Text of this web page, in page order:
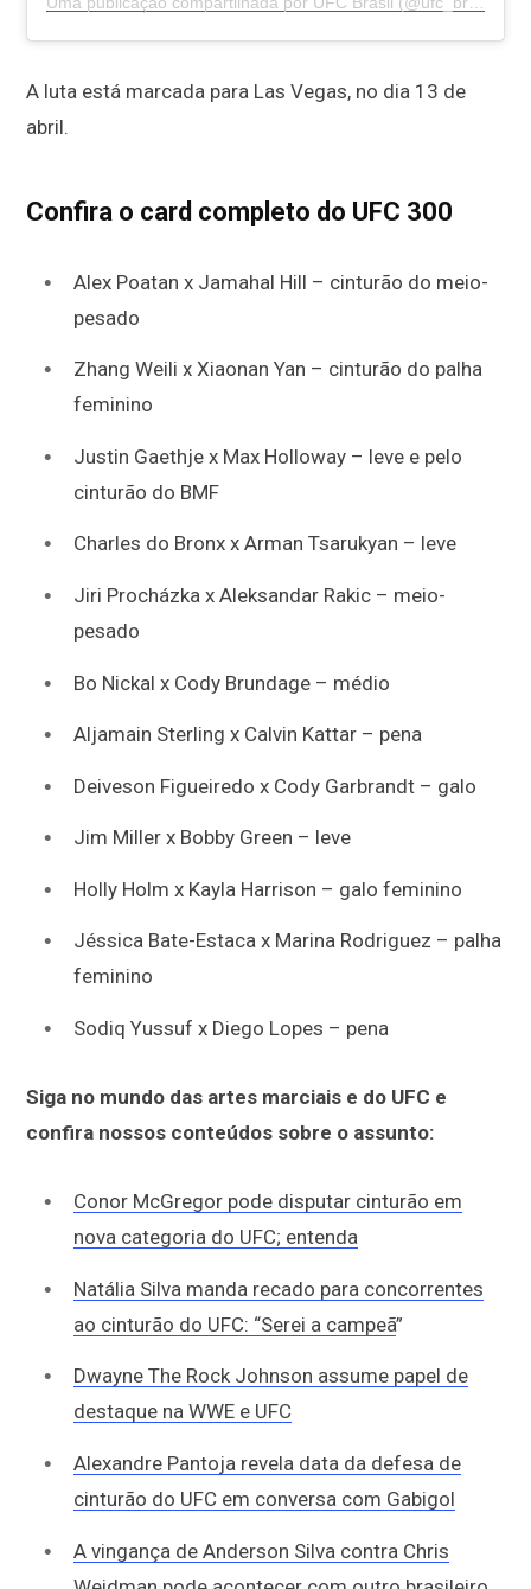
A luta está marcada para Las Vegas, no dia 13 de
abril.
Confira o card completo do UFC 300
Alex Poatan x Jamahal Hill – cinturão do meio-
pesado
Zhang Weili x Xiaonan Yan – cinturão do palha
feminino
Justin Gaethje x Max Holloway – leve e pelo
cinturão do BMF
Charles do Bronx x Arman Tsarukyan – leve
Jiri Procházka x Aleksandar Rakic – meio-
pesado
Bo Nickal x Cody Brundage – médio
Aljamain Sterling x Calvin Kattar – pena
Deiveson Figueiredo x Cody Garbrandt – galo
Jim Miller x Bobby Green – leve
Holly Holm x Kayla Harrison – galo feminino
Jéssica Bate-Estaca x Marina Rodriguez – palha
feminino
Sodiq Yussuf x Diego Lopes – pena
Siga no mundo das artes marciais e do UFC e
confira nossos conteúdos sobre o assunto:
Conor McGregor pode disputar cinturão em
nova categoria do UFC; entenda
Natália Silva manda recado para concorrentes
ao cinturão do UFC: “Serei a campeã”
Dwayne The Rock Johnson assume papel de
destaque na WWE e UFC
Alexandre Pantoja revela data da defesa de
cinturão do UFC em conversa com Gabigol
A vingança de Anderson Silva contra Chris